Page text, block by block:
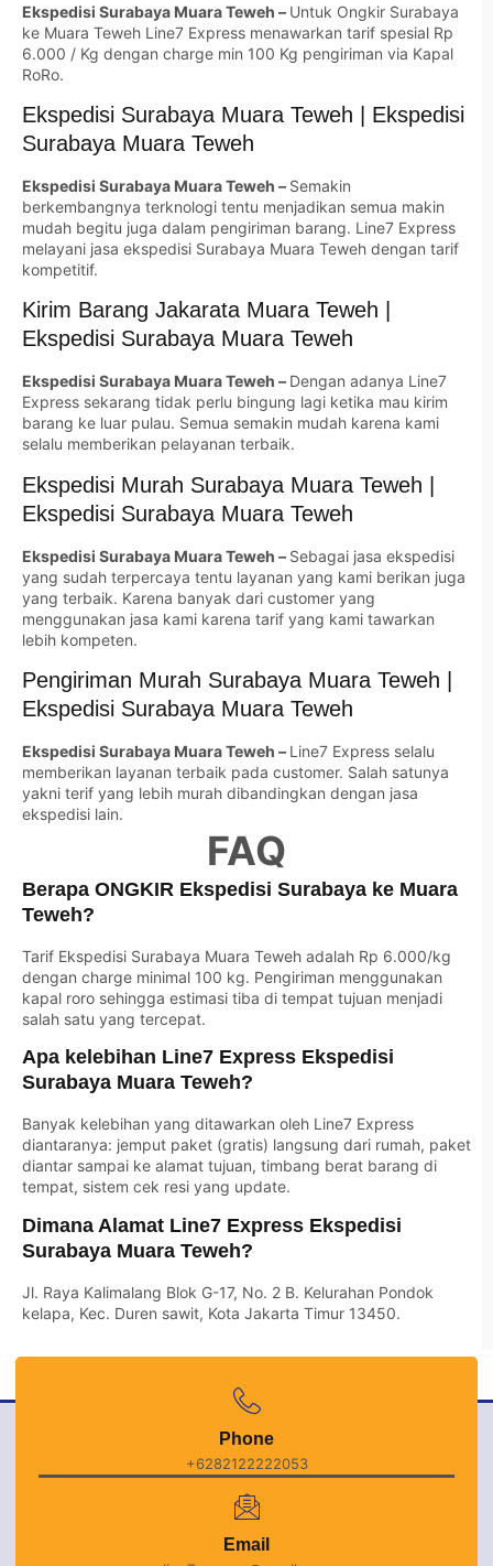
Ekspedisi Surabaya Muara Teweh – Untuk Ongkir Surabaya
ke Muara Teweh Line7 Express menawarkan tarif spesial Rp
6.000 / Kg dengan charge min 100 Kg pengiriman via Kapal
RoRo.
Ekspedisi Surabaya Muara Teweh | Ekspedisi
Surabaya Muara Teweh
Ekspedisi Surabaya Muara Teweh – Semakin
berkembangnya terknologi tentu menjadikan semua makin
mudah begitu juga dalam pengiriman barang. Line7 Express
melayani jasa ekspedisi Surabaya Muara Teweh dengan tarif
kompetitif.
Kirim Barang Jakarata Muara Teweh |
Ekspedisi Surabaya Muara Teweh
Ekspedisi Surabaya Muara Teweh – Dengan adanya Line7
Express sekarang tidak perlu bingung lagi ketika mau kirim
barang ke luar pulau. Semua semakin mudah karena kami
selalu memberikan pelayanan terbaik.
Ekspedisi Murah Surabaya Muara Teweh |
Ekspedisi Surabaya Muara Teweh
Ekspedisi Surabaya Muara Teweh – Sebagai jasa ekspedisi
yang sudah terpercaya tentu layanan yang kami berikan juga
yang terbaik. Karena banyak dari customer yang
menggunakan jasa kami karena tarif yang kami tawarkan
lebih kompeten.
Pengiriman Murah Surabaya Muara Teweh |
Ekspedisi Surabaya Muara Teweh
Ekspedisi Surabaya Muara Teweh – Line7 Express selalu
memberikan layanan terbaik pada customer. Salah satunya
yakni terif yang lebih murah dibandingkan dengan jasa
ekspedisi lain.
FAQ
Berapa ONGKIR Ekspedisi Surabaya ke Muara
Teweh?
Tarif Ekspedisi Surabaya Muara Teweh adalah Rp 6.000/kg
dengan charge minimal 100 kg. Pengiriman menggunakan
kapal roro sehingga estimasi tiba di tempat tujuan menjadi
salah satu yang tercepat.
Apa kelebihan Line7 Express Ekspedisi
Surabaya Muara Teweh?
Banyak kelebihan yang ditawarkan oleh Line7 Express
diantaranya: jemput paket (gratis) langsung dari rumah, paket
diantar sampai ke alamat tujuan, timbang berat barang di
tempat, sistem cek resi yang update.
Dimana Alamat Line7 Express Ekspedisi
Surabaya Muara Teweh?
Jl. Raya Kalimalang Blok G-17, No. 2 B. Kelurahan Pondok
kelapa, Kec. Duren sawit, Kota Jakarta Timur 13450.
Phone
+6282122222053
Email